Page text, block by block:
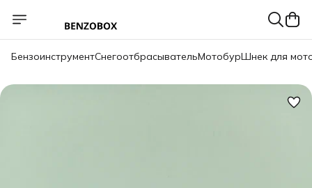
БензоинструментСнегоотбрасывательМотобурШнек для